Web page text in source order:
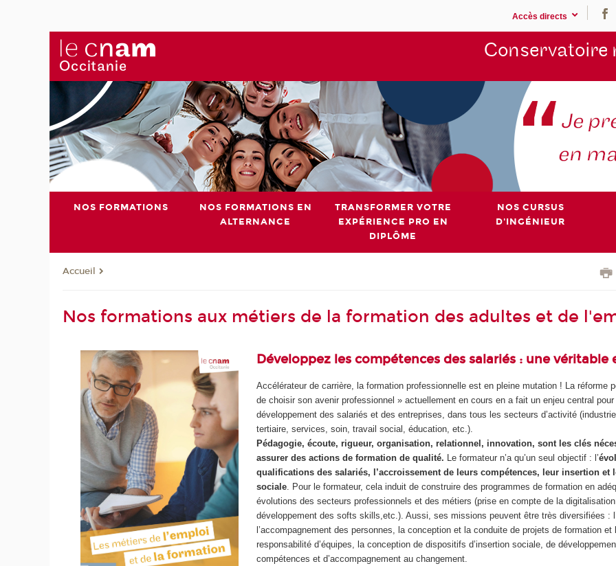
Accès directs
Conservatoire
NOS FORMATIONS
NOS FORMATIONS EN
ALTERNANCE
TRANSFORMER VOTRE
EXPÉRIENCE PRO EN
DIPLÔME
NOS CURSUS
D'INGÉNIEUR
Accueil
Nos formations aux métiers de la formation des adultes et de
Développez les compétences des salariés : une véritable
Accélérateur de carrière, la formation professionnelle est en pleine mutation ! La réforme
de choisir son avenir professionnel » actuellement en cours en a fait un enjeu central pour
développement des salariés et des entreprises, dans tous les secteurs d’activité
tertiaire, services, soin, travail social, éducation, etc.).
Pédagogie, écoute, rigueur, organisation, relationnel, innovation, sont les clés
assurer des actions de formation de qualité. Le formateur n’a qu’un seul objectif : l’
qualifications des salariés, l’accroissement de leurs compétences, leur insertion et
sociale. Pour le formateur, cela induit de construire des programmes de formation en
évolutions des secteurs professionnels et des métiers (prise en compte de la
développement des softs skills,etc.). Aussi, ses missions peuvent être très diversifiées :
l’accompagnement des personnes, la conception et la conduite de projets de formation et
responsabilité d’équipes, la conception de dispositifs d’insertion sociale, de
compétences et d’accompagnement au changement.